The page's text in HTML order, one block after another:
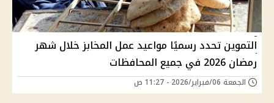
التموين تحدد رسميًا مواعيد عمل المخابز خلال شهر
رمضان 2026 في جميع المحافظات
الجمعة 06/فبراير/2026 - 11:27 ص